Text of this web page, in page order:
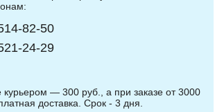
82-50
24-29
курьером — 300 руб., а при заказе от 3000
доставка. Срок - 3 дня.